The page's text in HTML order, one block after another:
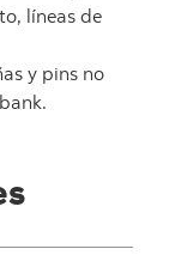
líneas de
y pins no